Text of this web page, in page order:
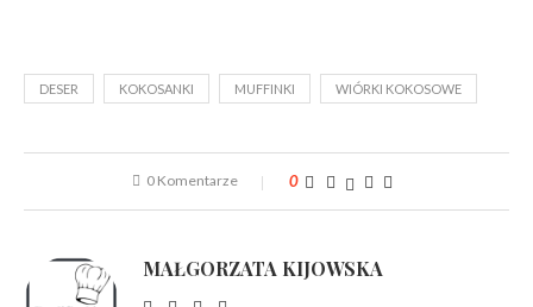
DESER KOKOSANKI MUFFINKI WIÓRKI KOKOSOWE
0 Komentarze 0
MAŁGORZATA KIJOWSKA